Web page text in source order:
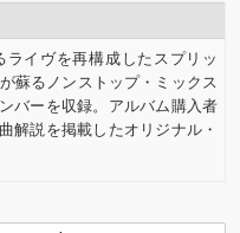
イヴを再構成したスプリッ
蘇るノンストップ・ミックス
バーを収録。アルバム購入者
解説を掲載したオリジナル・